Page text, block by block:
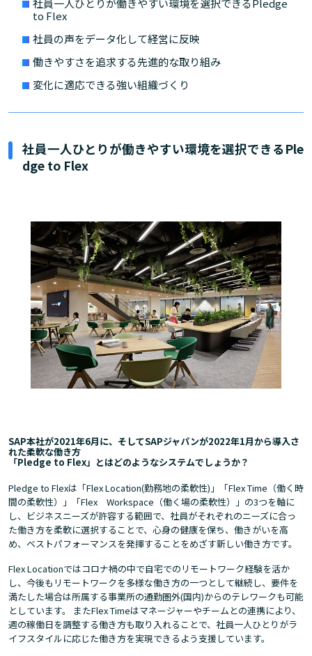
社員一人ひとりが働きやすい環境を選択できるPledge
to Flex
社員の声をデータ化して経営に反映
働きやすさを追求する先進的な取り組み
変化に適応できる強い組織づくり
社員一人ひとりが働きやすい環境を選択できるPle
dge to Flex
SAP本社が2021年6月に、そしてSAPジャパンが2022年1月から導入さ
れた柔軟な働き方
「Pledge to Flex」とはどのようなシステムでしょうか？
Pledge to Flexは「Flex Location(勤務地の柔軟性)」「Flex Time（働く時
間の柔軟性）」「Flex Workspace（働く場の柔軟性）」の3つを軸に
し、ビジネスニーズが許容する範囲で、社員がそれぞれのニーズに合っ
た働き方を柔軟に選択することで、心身の健康を保ち、働きがいを高
め、ベストパフォーマンスを発揮することをめざす新しい働き方です。
Flex Locationではコロナ禍の中で自宅でのリモートワーク経験を活か
し、今後もリモートワークを多様な働き方の一つとして継続し、要件を
満たした場合は所属する事業所の通勤圏外(国内)からのテレワークも可能
としています。 またFlex Timeはマネージャーやチームとの連携により、
週の稼働日を調整する働き方も取り入れることで、社員一人ひとりがラ
イフスタイルに応じた働き方を実現できるよう支援しています。